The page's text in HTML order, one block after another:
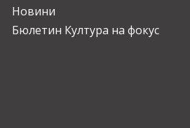
Новини
Бюлетин Култура на фокус